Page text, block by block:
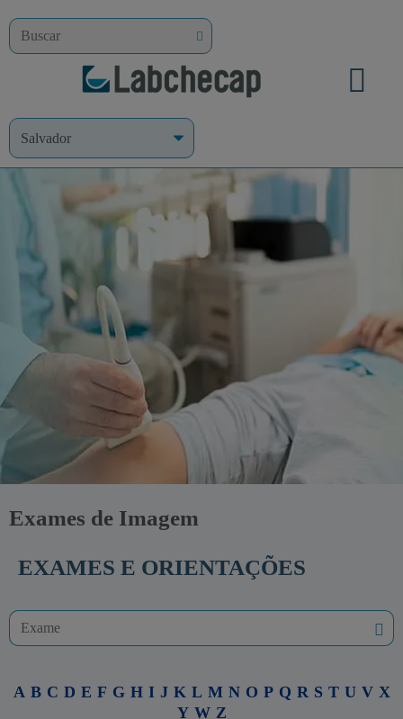
Exames de Imagem
EXAMES E ORIENTAÇÕES
A B C D E F G H I J K L M N O P Q R S T U V X
Y W Z